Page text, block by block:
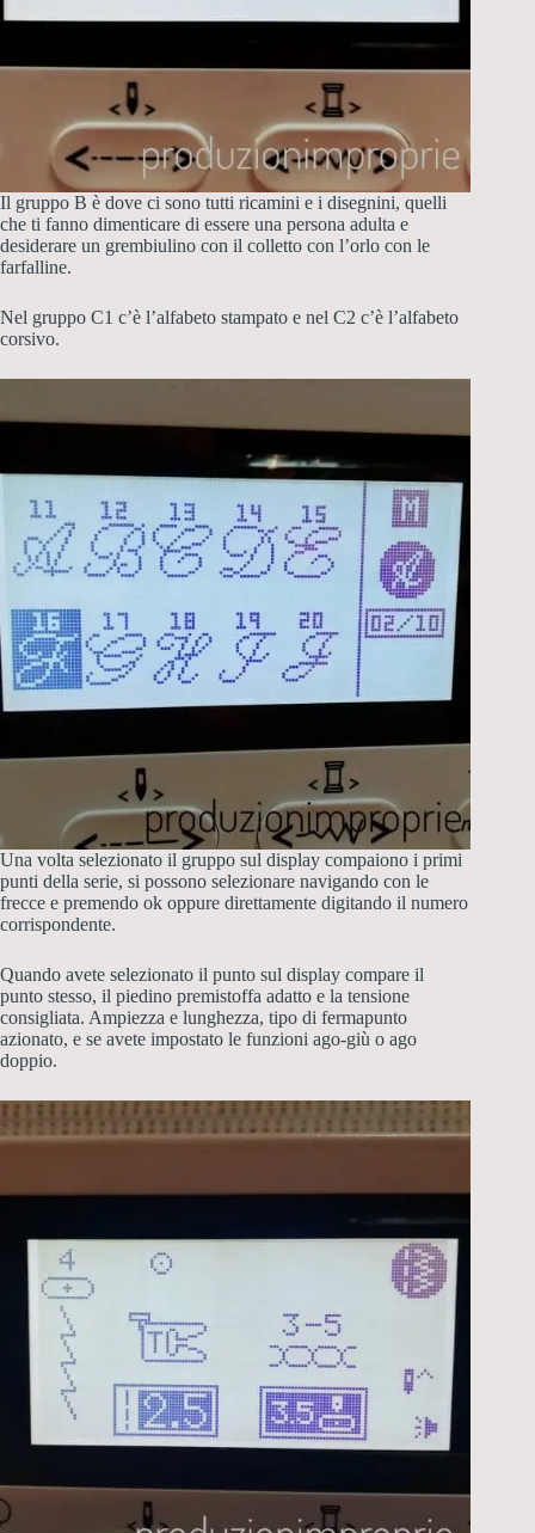
Il gruppo B è dove ci sono tutti ricamini e i disegnini, quelli
che ti fanno dimenticare di essere una persona adulta e
desiderare un grembiulino con il colletto con l’orlo con le
farfalline.
Nel gruppo C1 c’è l’alfabeto stampato e nel C2 c’è l’alfabeto
corsivo.
Una volta selezionato il gruppo sul display compaiono i primi
punti della serie, si possono selezionare navigando con le
frecce e premendo ok oppure direttamente digitando il numero
corrispondente.
Quando avete selezionato il punto sul display compare il
punto stesso, il piedino premistoffa adatto e la tensione
consigliata. Ampiezza e lunghezza, tipo di fermapunto
azionato, e se avete impostato le funzioni ago-giù o ago
doppio.